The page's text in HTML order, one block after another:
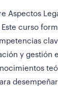
Aspectos
curso
y gestión